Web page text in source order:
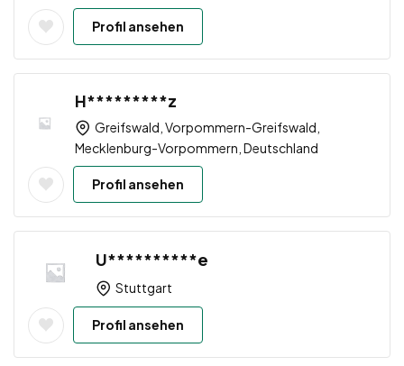
Profil ansehen
H*********z
Greifswald, Vorpommern-Greifswald,
Mecklenburg-Vorpommern, Deutschland
Profil ansehen
U**********e
Stuttgart
Profil ansehen